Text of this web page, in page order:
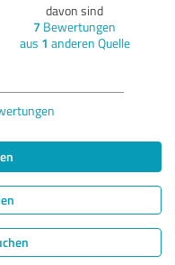
davon sind
7 Bewertungen
aus 1 anderen Quelle